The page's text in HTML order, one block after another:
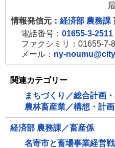
情報発信元： 経済部 農務課
電話番号： 01655-3-2511
ファクシミリ：01655-7-
メール： ny-
関連カテゴリー
まちづくり／総合計画
農林畜産業／構想・計
経済部 農務課／畜産係
名寄市と畜場事業経営